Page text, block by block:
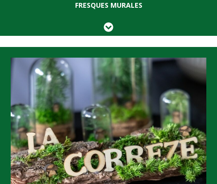
FRESQUES MURALES